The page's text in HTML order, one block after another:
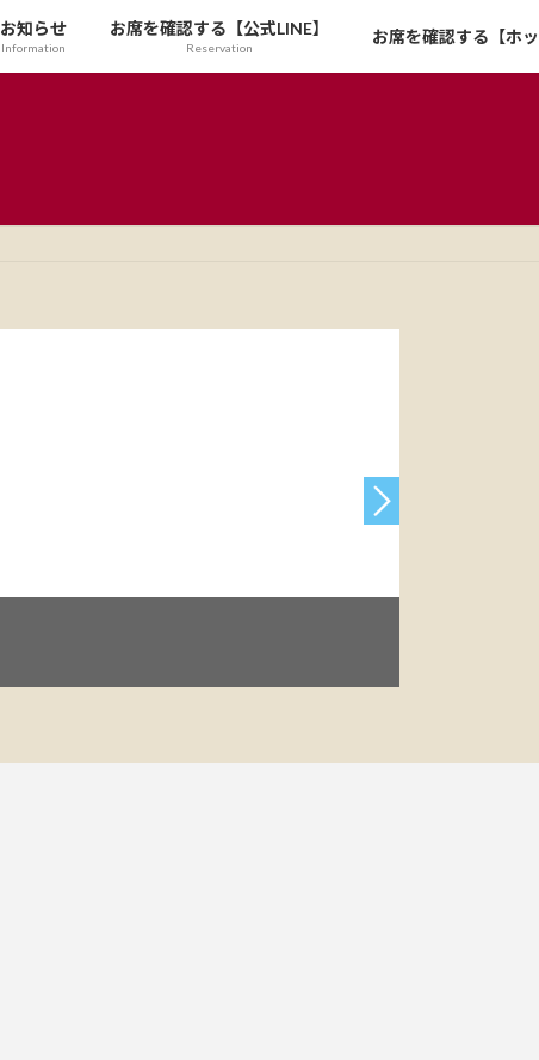
お知らせ
Information
お席を確認する【公式LINE】
Reservation
お席を確認する【ホ